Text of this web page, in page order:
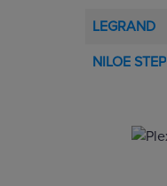
LEGRAND
NILOE STEP